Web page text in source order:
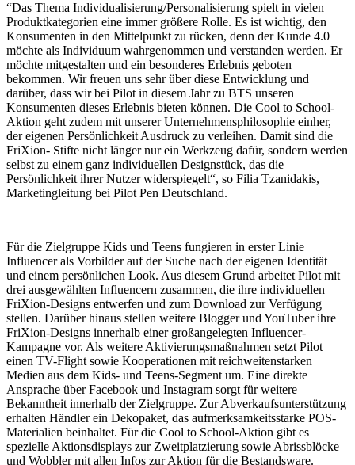
“Das Thema Individualisierung/Personalisierung spielt in vielen
Produktkategorien eine immer größere Rolle. Es ist wichtig, den
Konsumenten in den Mittelpunkt zu rücken, denn der Kunde 4.0
möchte als Individuum wahrgenommen und verstanden werden. Er
möchte mitgestalten und ein besonderes Erlebnis geboten
bekommen. Wir freuen uns sehr über diese Entwicklung und
darüber, dass wir bei Pilot in diesem Jahr zu BTS unseren
Konsumenten dieses Erlebnis bieten können. Die Cool to School-
Aktion geht zudem mit unserer Unternehmensphilosophie einher,
der eigenen Persönlichkeit Ausdruck zu verleihen. Damit sind die
FriXion- Stifte nicht länger nur ein Werkzeug dafür, sondern werden
selbst zu einem ganz individuellen Designstück, das die
Persönlichkeit ihrer Nutzer widerspiegelt“, so Filia Tzanidakis,
Marketingleitung bei Pilot Pen Deutschland.
Für die Zielgruppe Kids und Teens fungieren in erster Linie
Influencer als Vorbilder auf der Suche nach der eigenen Identität
und einem persönlichen Look. Aus diesem Grund arbeitet Pilot mit
drei ausgewählten Influencern zusammen, die ihre individuellen
FriXion-Designs entwerfen und zum Download zur Verfügung
stellen. Darüber hinaus stellen weitere Blogger und YouTuber ihre
FriXion-Designs innerhalb einer großangelegten Influencer-
Kampagne vor. Als weitere Aktivierungsmaßnahmen setzt Pilot
einen TV-Flight sowie Kooperationen mit reichweitenstarken
Medien aus dem Kids- und Teens-Segment um. Eine direkte
Ansprache über Facebook und Instagram sorgt für weitere
Bekanntheit innerhalb der Zielgruppe. Zur Abverkaufsunterstützung
erhalten Händler ein Dekopaket, das aufmerksamkeitsstarke POS-
Materialien beinhaltet. Für die Cool to School-Aktion gibt es
spezielle Aktionsdisplays zur Zweitplatzierung sowie Abrissblöcke
und Wobbler mit allen Infos zur Aktion für die Bestandsware.